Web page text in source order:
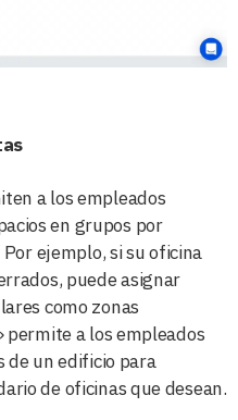
a los empleados
en grupos por
ejemplo, si su oficina
puede asignar
como zonas
permite a los empleados
de un edificio para
de oficinas que desean.